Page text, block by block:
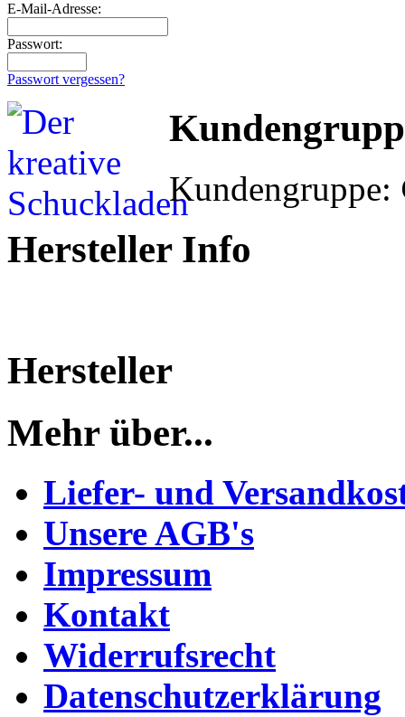
E-Mail-Adresse:
Passwort:
Passwort vergessen?
Kundengruppe:
Hersteller Info
Hersteller
Mehr über...
Liefer- und
Unsere AGB's
Impressum
Kontakt
Widerrufsrecht
Datenschutzerklärung